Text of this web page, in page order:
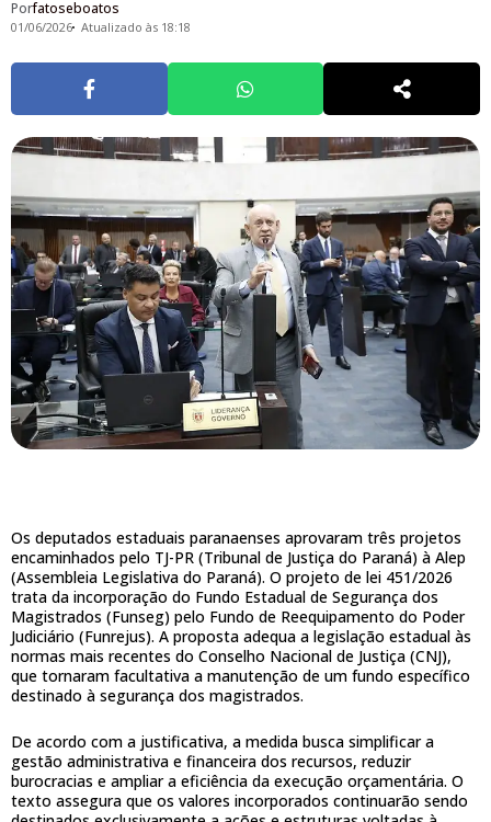
Porfatoseboatos
01/06/2026 Atualizado às 18:18
Os deputados estaduais paranaenses aprovaram três projetos
encaminhados pelo TJ-PR (Tribunal de Justiça do Paraná) à Alep
(Assembleia Legislativa do Paraná). O projeto de lei 451/2026
trata da incorporação do Fundo Estadual de Segurança dos
Magistrados (Funseg) pelo Fundo de Reequipamento do Poder
Judiciário (Funrejus). A proposta adequa a legislação estadual às
normas mais recentes do Conselho Nacional de Justiça (CNJ),
que tornaram facultativa a manutenção de um fundo específico
destinado à segurança dos magistrados.
De acordo com a justificativa, a medida busca simplificar a
gestão administrativa e financeira dos recursos, reduzir
burocracias e ampliar a eficiência da execução orçamentária. O
texto assegura que os valores incorporados continuarão sendo